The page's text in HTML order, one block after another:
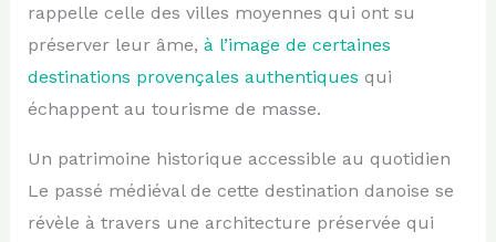
rappelle celle des villes moyennes qui ont su
préserver leur âme, à l’image de certaines
destinations provençales authentiques qui
échappent au tourisme de masse.
Un patrimoine historique accessible au quotidien
Le passé médiéval de cette destination danoise se
révèle à travers une architecture préservée qui